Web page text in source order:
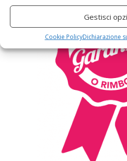
Gestisci
Cookie PolicyDichiarazione